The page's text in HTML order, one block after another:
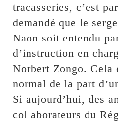
tracasseries, c’est
demandé que le
Naon soit entendu
d’instruction en
Norbert Zongo. Cela
normal de la part
Si aujourd’hui, des
collaborateurs du